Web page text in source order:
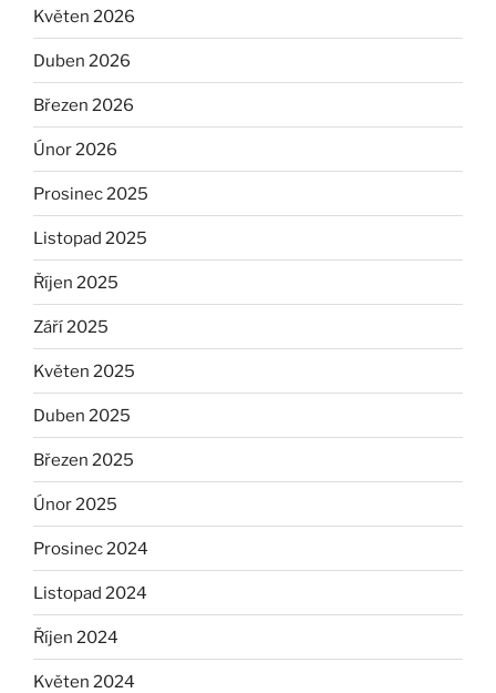
Květen 2026
Duben 2026
Březen 2026
Únor 2026
Prosinec 2025
Listopad 2025
Říjen 2025
Září 2025
Květen 2025
Duben 2025
Březen 2025
Únor 2025
Prosinec 2024
Listopad 2024
Říjen 2024
Květen 2024